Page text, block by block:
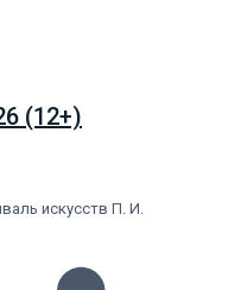
(12+)
искусств П. И.